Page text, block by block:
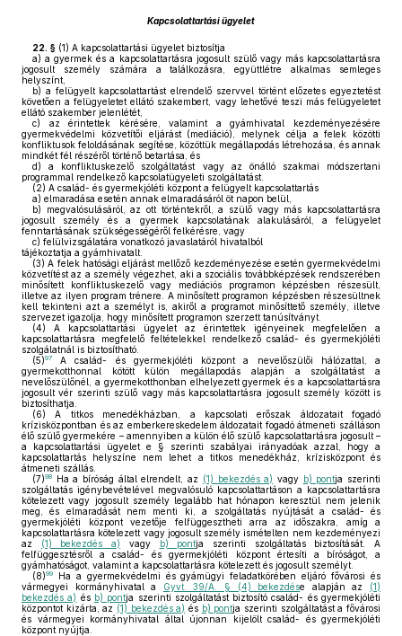
Kapcsolattartási ügyelet
22. § (1) A kapcsolattartási ügyelet biztosítja
a) a gyermek és a kapcsolattartásra jogosult szülő vagy más kapcsolattartásra
jogosult személy számára a találkozásra, együttlétre alkalmas semleges
helyszínt,
b) a felügyelt kapcsolattartást elrendelő szervvel történt előzetes egyeztetést
követően a felügyeletet ellátó szakembert, vagy lehetővé teszi más felügyeletet
ellátó szakember jelenlétét,
c) az érintettek kérésére, valamint a gyámhivatal kezdeményezésére
gyermekvédelmi közvetítői eljárást (mediáció), melynek célja a felek közötti
konfliktusok feloldásának segítése, közöttük megállapodás létrehozása, és annak
mindkét fél részéről történő betartása, és
d) a konfliktuskezelő szolgáltatást vagy az önálló szakmai módszertani
programmal rendelkező kapcsolatügyeleti szolgáltatást.
(2) A család- és gyermekjóléti központ a felügyelt kapcsolattartás
a) elmaradása esetén annak elmaradásáról öt napon belül,
b) megvalósulásáról, az ott történtekről, a szülő vagy más kapcsolattartásra
jogosult személy és a gyermek kapcsolatának alakulásáról, a felügyelet
fenntartásának szükségességéről felkérésre, vagy
c) felülvizsgálatára vonatkozó javaslatáról hivatalból
tájékoztatja a gyámhivatalt.
(3) A felek hatósági eljárást mellőző kezdeményezése esetén gyermekvédelmi
közvetítést az a személy végezhet, aki a szociális továbbképzések rendszerében
minősített konfliktuskezelő vagy mediációs programon képzésben részesült,
illetve az ilyen program trénere. A minősített programon képzésben részesültnek
kell tekinteni azt a személyt is, akiről a programot minősíttető személy, illetve
szervezet igazolja, hogy minősített programon szerzett tanúsítványt.
(4) A kapcsolattartási ügyelet az érintettek igényeinek megfelelően a
kapcsolattartásra megfelelő feltételekkel rendelkező család- és gyermekjóléti
szolgálatnál is biztosítható.
(5)97
A család- és gyermekjóléti központ a nevelőszülői hálózattal, a
gyermekotthonnal kötött külön megállapodás alapján a szolgáltatást a
nevelőszülőnél, a gyermekotthonban elhelyezett gyermek és a kapcsolattartásra
jogosult vér szerinti szülő vagy más kapcsolattartásra jogosult személy között is
biztosíthatja.
(6) A titkos menedékházban, a kapcsolati erőszak áldozatait fogadó
krízisközpontban és az emberkereskedelem áldozatait fogadó átmeneti szálláson
élő szülő gyermekére – amennyiben a külön élő szülő kapcsolattartásra jogosult –
a kapcsolattartási ügyelet e § szerinti szabályai irányadóak azzal, hogy a
kapcsolattartás helyszíne nem lehet a titkos menedékház, krízisközpont és
átmeneti szállás.
(7)98 Ha a bíróság által elrendelt, az (1) bekezdés a) vagy b) pontja szerinti
szolgáltatás igénybevételével megvalósuló kapcsolattartáson a kapcsolattartásra
kötelezett vagy jogosult személy legalább hat hónapon keresztül nem jelenik
meg, és elmaradását nem menti ki, a szolgáltatás nyújtását a család- és
gyermekjóléti központ vezetője felfüggesztheti arra az időszakra, amíg a
kapcsolattartásra kötelezett vagy jogosult személy ismételten nem kezdeményezi
az
(1) bekezdés a) vagy b) pontja szerinti szolgáltatás biztosítását. A
felfüggesztésről a család- és gyermekjóléti központ értesíti a bíróságot, a
gyámhatóságot, valamint a kapcsolattartásra kötelezett és jogosult személyt.
(8)99
Ha a gyermekvédelmi és gyámügyi feladatkörében eljáró fővárosi és
vármegyei kormányhivatal a Gyvt. 39/A. § (4) bekezdése alapján az (1)
bekezdés a) és b) pontja szerinti szolgáltatást biztosító család- és gyermekjóléti
központot kizárta, az (1) bekezdés a) és b) pontja szerinti szolgáltatást a fővárosi
és vármegyei kormányhivatal által újonnan kijelölt család- és gyermekjóléti
központ nyújtja.